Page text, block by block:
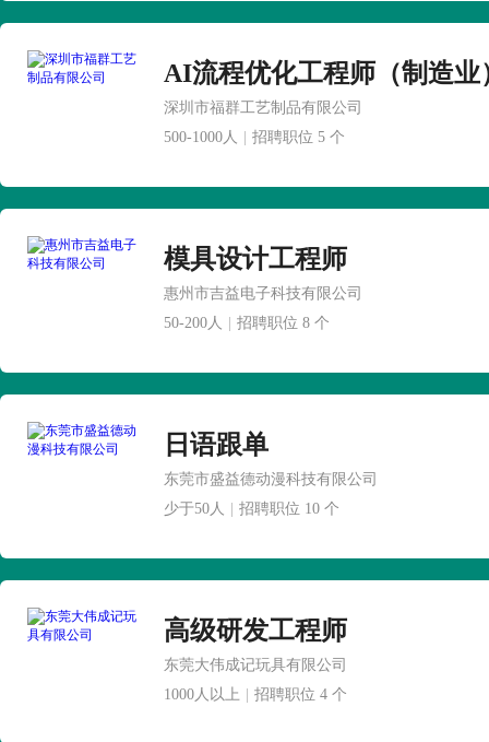
AI流程优化工程师（制造业
深圳市福群工艺制品有限公司
500-1000人
招聘职位 5 个
模具设计工程师
惠州市吉益电子科技有限公司
50-200人
招聘职位 8 个
日语跟单
东莞市盛益德动漫科技有限公司
少于50人
招聘职位 10 个
高级研发工程师
东莞大伟成记玩具有限公司
1000人以上
招聘职位 4 个